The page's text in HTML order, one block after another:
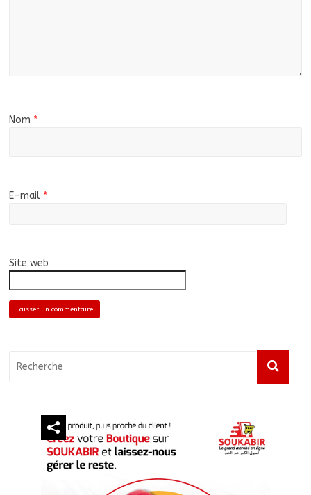
Nom *
E-mail *
Site web